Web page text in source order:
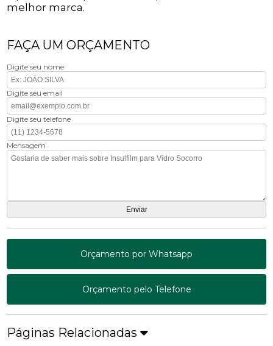
melhor marca.
FAÇA UM ORÇAMENTO
Digite seu nome
Digite seu email
Digite seu telefone
Mensagem
Orçamento por Whatsapp
Orçamento pelo Telefone
Páginas Relacionadas